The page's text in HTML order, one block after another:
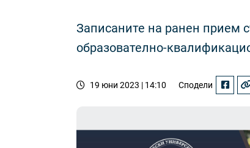
Записаните на ранен прием
образователно-
19 юни 2023 | 14:10 Сподели